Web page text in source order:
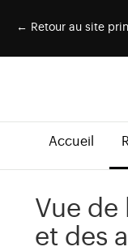
← Retour au site
Accueil
Vue de
et des